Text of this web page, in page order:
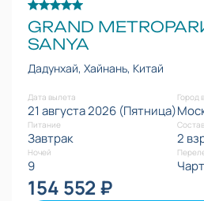
GRAND
SANYA
Дадунхай, Хайнань, Китай
Дата вылета
21 августа 2026 (Пятница)
Город
Питание
Завтрак
Состав
2
Ночей
9
154 552 ₽